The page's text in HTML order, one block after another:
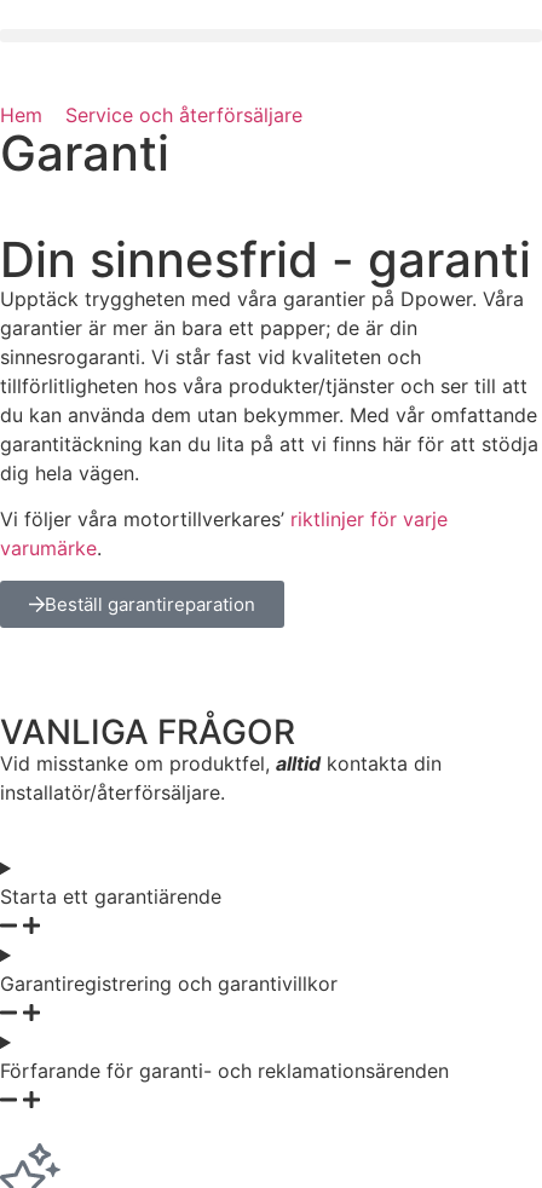
Hem Service och återförsäljare
Garanti
Din sinnesfrid - garanti
Upptäck tryggheten med våra garantier på Dpower. Våra
garantier är mer än bara ett papper; de är din
sinnesrogaranti. Vi står fast vid kvaliteten och
tillförlitligheten hos våra produkter/tjänster och ser till att
du kan använda dem utan bekymmer. Med vår omfattande
garantitäckning kan du lita på att vi finns här för att stödja
dig hela vägen.
Vi följer våra motortillverkares’ riktlinjer för varje
varumärke.
Beställ garantireparation
VANLIGA FRÅGOR
Vid misstanke om produktfel, alltidkontakta din
installatör/återförsäljare.
Starta ett garantiärende
Garantiregistrering och garantivillkor
Förfarande för garanti- och reklamationsärenden
går inte att
välja bort. De
att hemsidan
över huvud
taget ska
För att vi ska
kunna